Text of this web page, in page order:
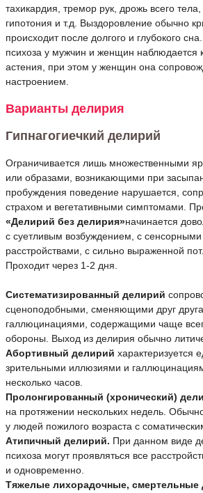
тахикардия, тремор рук, дрожь всего
гипотония и т.д. Выздоровление обычно
происходит после долгого и глубокого
психоза у мужчин и женщин наблюдается
астения, при этом у женщин она
настроением.
Варианты делирия
Гипнагогиечкий делирий
Oграничивается лишь множественными
или образами, возникающими при
пробуждения поведение нарушается,
страхом и вегетативными симптомами.
«Делирий без делирия»начинается
с суетливым возбуждением, с
расстройствами, с сильно выраженной
Проходит через 1-2 дня.
Систематизированный делирий
сценоподобными, сменяющими друг
галлюцинациями, содержащими чаще
обороны. Выход из делирия обычно
Абортивный делирий характеризуется
зрительными иллюзиями и
несколько часов.
Пролонгированный (хронический)
на протяжении нескольких недель.
у людей пожилого возраста с
Атипичный делирий. При данном виде
психоза могут проявляться все
и одновременно.
Тяжелые лихорадочные, смертельные